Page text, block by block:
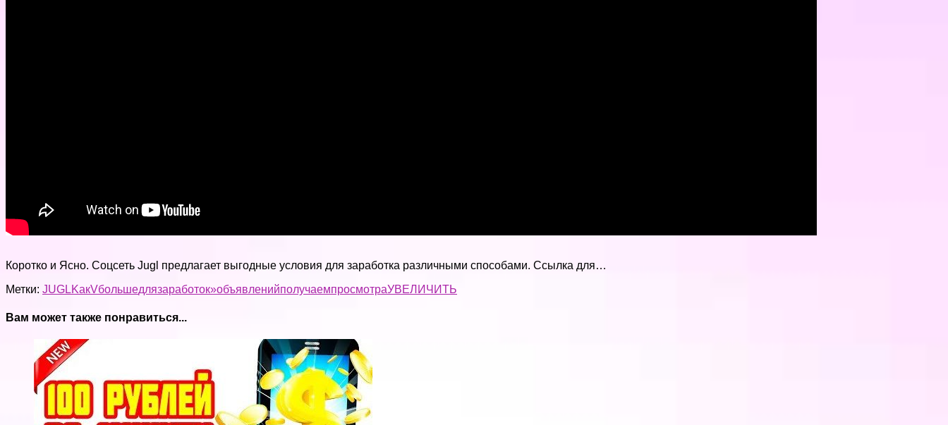
Коротко и Ясно. Соцсеть Jugl предлагает выгодные условия для заработка различными способами. Ссылка для…
Метки: JUGLKакVбольшедлязаработок»объявленийполучаемпросмотраУВЕЛИЧИТЬ
Вам может также понравиться...